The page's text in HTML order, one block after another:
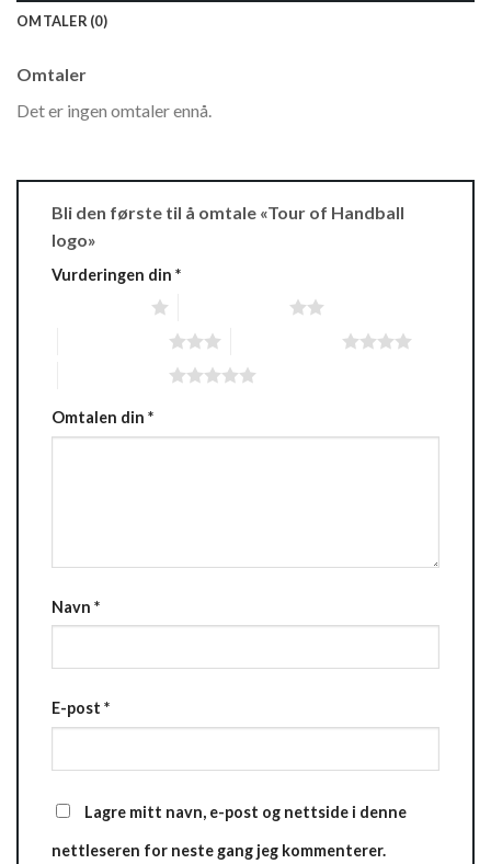
OMTALER (0)
Omtaler
Det er ingen omtaler ennå.
Bli den første til å omtale «Tour of Handball
logo»
Vurderingen din *
Omtalen din *
Navn *
E-post *
Lagre mitt navn, e-post og nettside i denne
nettleseren for neste gang jeg kommenterer.